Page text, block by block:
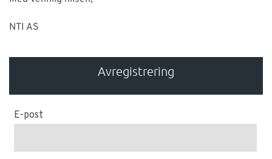
NTI AS
Avregistrering